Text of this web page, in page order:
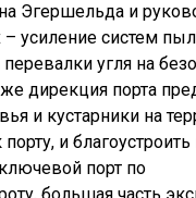
Эгершельда и
усиление систем
угля на
дирекция порта
и кустарники на
и
порт по